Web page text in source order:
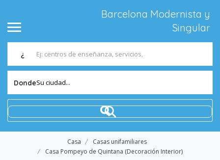
Barcelona Modernista y
Singular
¿
DondeSu ciudad...
Casa
Casas unifamiliares
Casa Pompeyo de Quintana (Decoración Interior)